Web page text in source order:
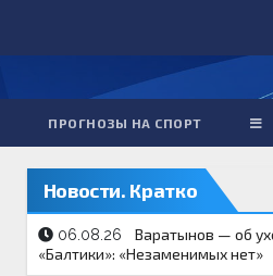
ПРОГНОЗЫ НА СПОРТ
Новости. Кратко
06.08.26
Варатынов — об
«Балтики»: «Незаменимых нет»